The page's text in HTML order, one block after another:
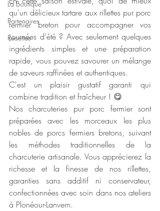
La Boutique
Partenaires
Recettes
qu'un délicieux tartare aux rillettes pur porc
fermier breton pour accompagner vos
journées d'été ? Avec seulement quelques
ingrédients simples et une préparation
rapide, vous pouvez savourer un mélange
de saveurs raffinées et authentiques.
C'est un plaisir gustatif garanti qui
combine tradition et fraîcheur ! 😋
Nos charcuteries pur porc fermier sont
préparées avec les morceaux les plus
nobles de porcs fermiers bretons, suivant
les méthodes traditionnelles de la
charcuterie artisanale. Vous apprécierez la
richesse et la finesse de nos rillettes,
garanties sans additif ni conservateur,
confectionnées avec soin dans nos ateliers
à Plonéour-Lanvern.